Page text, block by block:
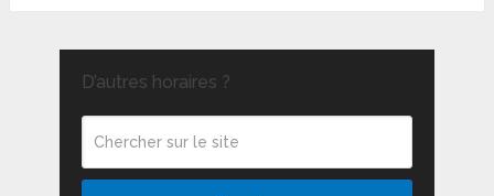
D’autres horaires ?